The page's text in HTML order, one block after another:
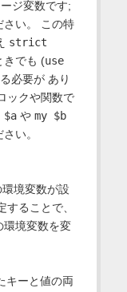
ジ変数です;
い。 この特
strict
きでも (use
必要が あり
ックや関数で
$aや my $b
い。
境変数が設
ることで、
環境変数を変
キーと値の両